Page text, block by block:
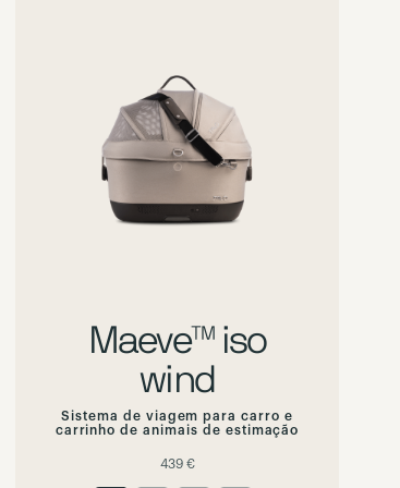
to
preview
alternate
image
Maeve™ iso
wind
Sistema de viagem para carro e
carrinho de animais de estimação
439 €